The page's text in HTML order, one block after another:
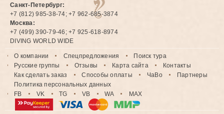
Санкт-Петербург:
+7 (812) 985-38-74; +7 962-685-3874
Москва:
+7 (499) 390-79-46; +7 925-618-8974
DIVING WORLD WIDE
О компании Спецпредложения
Поиск тура
Русские группы
Отзывы Карта сайта
Контакты
Как сделать заказ
Способы оплаты ЧаВо
Партнеры
Политика персональных данных
FB
VK TG VB WA MAX